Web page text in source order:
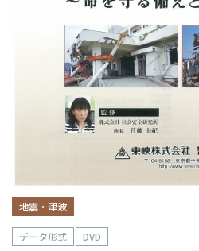
地震・津波
データ形式 DVD